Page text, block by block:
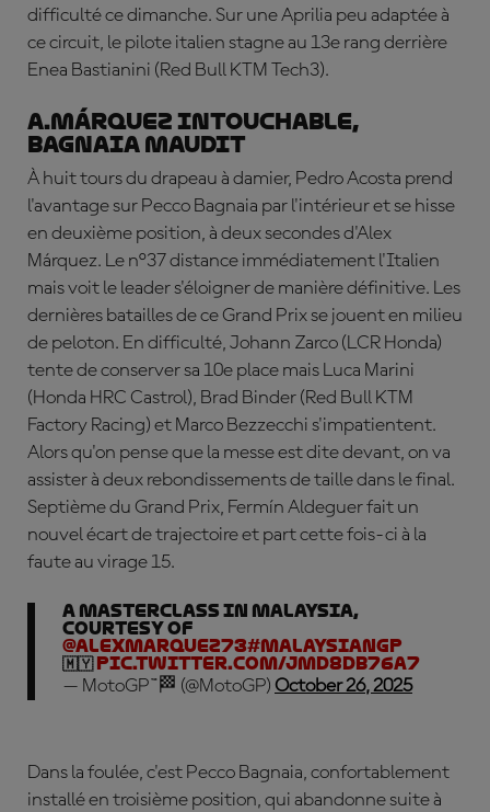
difficulté ce dimanche. Sur une Aprilia peu adaptée à
ce circuit, le pilote italien stagne au 13e rang derrière
Enea Bastianini (Red Bull KTM Tech3).
A.Márquez intouchable,
Bagnaia maudit
À huit tours du drapeau à damier, Pedro Acosta prend
l'avantage sur Pecco Bagnaia par l'intérieur et se hisse
en deuxième position, à deux secondes d'Alex
Márquez. Le n°37 distance immédiatement l'Italien
mais voit le leader s'éloigner de manière définitive. Les
dernières batailles de ce Grand Prix se jouent en milieu
de peloton. En difficulté, Johann Zarco (LCR Honda)
tente de conserver sa 10e place mais Luca Marini
(Honda HRC Castrol), Brad Binder (Red Bull KTM
Factory Racing) et Marco Bezzecchi s'impatientent.
Alors qu'on pense que la messe est dite devant, on va
assister à deux rebondissements de taille dans le final.
Septième du Grand Prix, Fermín Aldeguer fait un
nouvel écart de trajectoire et part cette fois-ci à la
faute au virage 15.
A masterclass in Malaysia,
courtesy of
@alexmarquez73#MalaysianGP
🇲🇾pic.twitter.com/jMD8Db76a7
— MotoGP™🏁 (@MotoGP) October 26, 2025
Dans la foulée, c'est Pecco Bagnaia, confortablement
installé en troisième position, qui abandonne suite à